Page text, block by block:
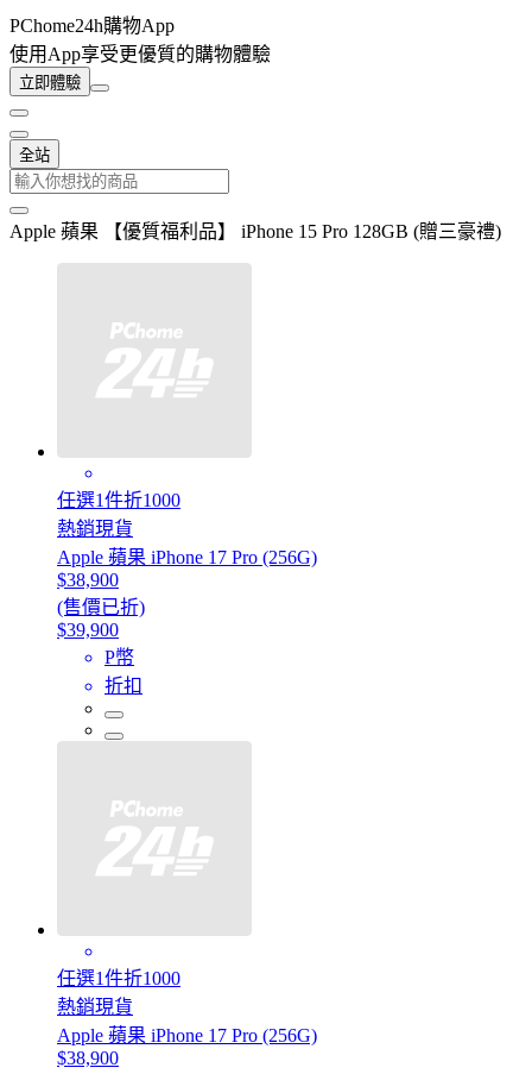
PChome24h購物App
使用App享受更優質的購物體驗
立即體驗
全站
Apple 蘋果 【優質福利品】 iPhone 15 Pro 128GB (贈三豪禮)
任選1件折1000
熱銷現貨
Apple 蘋果 iPhone 17 Pro (256G)
$38,900
(售價已折)
$39,900
P幣
折扣
任選1件折1000
熱銷現貨
Apple 蘋果 iPhone 17 Pro (256G)
$38,900